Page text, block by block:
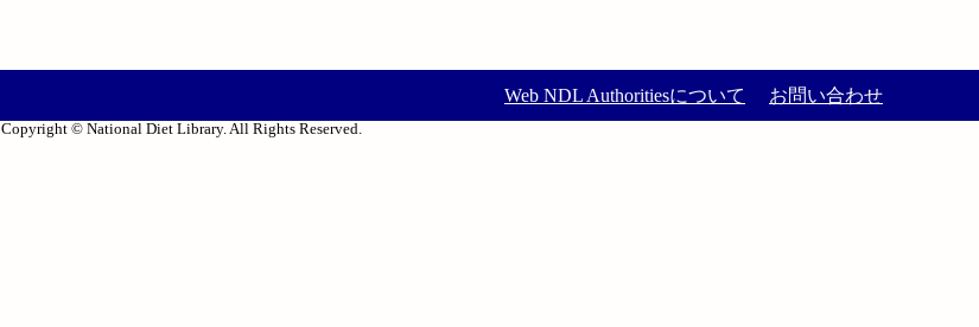
Web NDL Authoritiesについて お問い合わせ
Copyright © National Diet Library. All Rights Reserved.